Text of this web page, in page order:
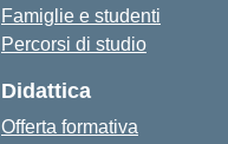
Famiglie e studenti
Percorsi di studio
Didattica
Offerta formativa